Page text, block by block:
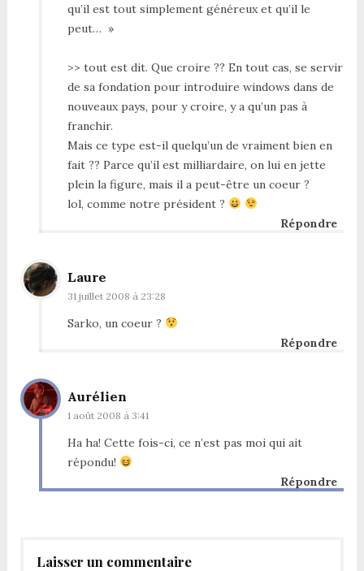
qu’il est tout simplement généreux et qu’il le
peut… »
>> tout est dit. Que croire ?? En tout cas, se servir
de sa fondation pour introduire windows dans de
nouveaux pays, pour y croire, y a qu’un pas à
franchir.
Mais ce type est-il quelqu’un de vraiment bien en
fait ?? Parce qu’il est milliardaire, on lui en jette
plein la figure, mais il a peut-être un coeur ?
lol, comme notre président ?
Répondre
Laure
31 juillet 2008 à 23:28
Sarko, un coeur ?
Répondre
Aurélien
1 août 2008 à 3:41
Ha ha! Cette fois-ci, ce n’est pas moi qui ait
répondu!
Répondre
Laisser un commentaire